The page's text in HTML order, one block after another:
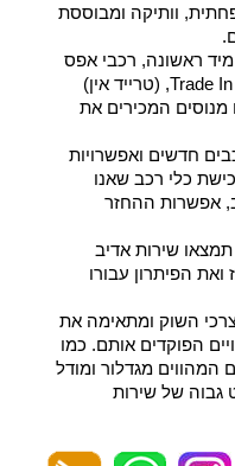
וותיקה ומבוססת
ראשונה, רכבי אפס
מנוסים המכירים את
חדשים ואפשרויות
כלי רכב שאנו
אפשרות ההחזר
שירות אדיב
הפיתרון עבורו
השוק ומתאימה את
הפוקדים אותם. כמו
המהווים מגדלור ומודל
גבוה של שירות